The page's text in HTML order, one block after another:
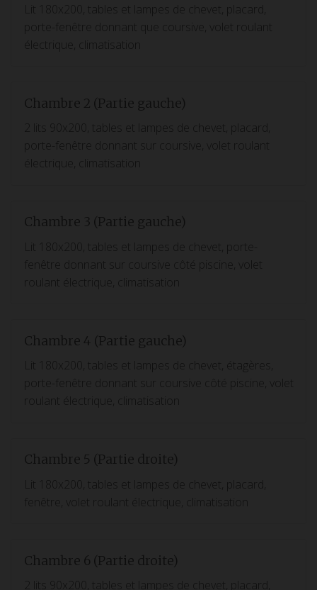
Lit 180x200, tables et lampes de chevet, placard,
porte-fenêtre donnant que coursive, volet roulant
électrique, climatisation
Chambre 2 (Partie gauche)
2 lits 90x200, tables et lampes de chevet, placard,
porte-fenêtre donnant sur coursive, volet roulant
électrique, climatisation
Chambre 3 (Partie gauche)
Lit 180x200, tables et lampes de chevet, porte-
fenêtre donnant sur coursive côté piscine, volet
roulant électrique, climatisation
Chambre 4 (Partie gauche)
Lit 180x200, tables et lampes de chevet, étagères,
porte-fenêtre donnant sur coursive côté piscine, volet
roulant électrique, climatisation
Chambre 5 (Partie droite)
Lit 180x200, tables et lampes de chevet, placard,
fenêtre, volet roulant électrique, climatisation
Chambre 6 (Partie droite)
2 lits 90x200, tables et lampes de chevet, placard,